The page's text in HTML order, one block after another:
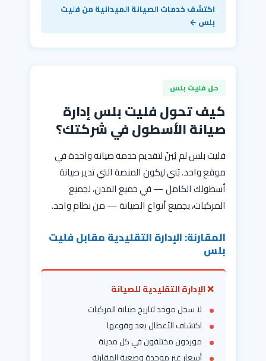
اكتشف خدمات الصيانة الميدانية من فليت
بلس ←
حل فليت بلس
كيف تحول فليت بلس إدارة
صيانة الأسطول في شركتك؟
فليت بلس لم يُبنَ لتقديم خدمة صيانة واحدة في
موقع واحد. بُني ليكون المنصة التي تدير صيانة
أسطولك الكامل — في جميع المدن، لجميع
المركبات، بجميع أنواع الصيانة — من نظام واحد.
المقارنة: الإدارة التقليدية مقابل فليت
بلس
❌ الإدارة التقليدية للصيانة
لا سجل موحد لتاريخ صيانة المركبات
اكتشاف الأعطال بعد وقوعها
موردون مختلفون في كل مدينة
أسعار غير موحدة وصعبة المقارنة